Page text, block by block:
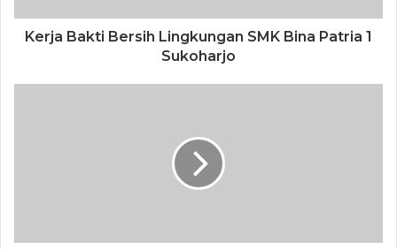
Kerja Bakti Bersih Lingkungan SMK Bina Patria 1
Sukoharjo